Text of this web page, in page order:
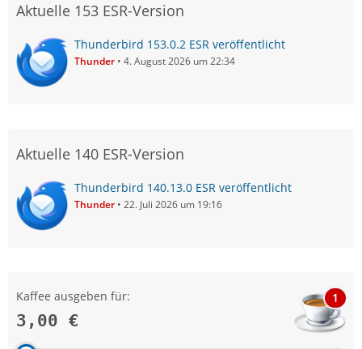
Aktuelle 153 ESR-Version
Thunderbird 153.0.2 ESR veröffentlicht
Thunder 4. August 2026 um 22:34
Aktuelle 140 ESR-Version
Thunderbird 140.13.0 ESR veröffentlicht
Thunder 22. Juli 2026 um 19:16
Kaffee ausgeben für:
3,00 €
1